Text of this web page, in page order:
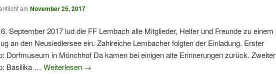
am November 25, 2017
September 2017 lud die FF Lembach alle Mitglieder, Helfer und Freunde zu einem
an den Neusiedlersee ein. Zahlreiche Lembacher folgten der Einladung. Erster
Dorfmuseum in Mönchhof Da kamen bei einigen alte Erinnerungen zurück. Zweiter
Basilika … Weiterlesen →